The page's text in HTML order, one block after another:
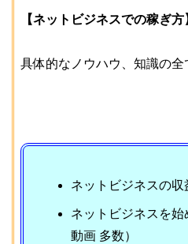
【ネットビジネスでの稼ぎ方
具体的なノウハウ、知識の全
ネットビジネスの収
ネットビジネスを
動画 多数）